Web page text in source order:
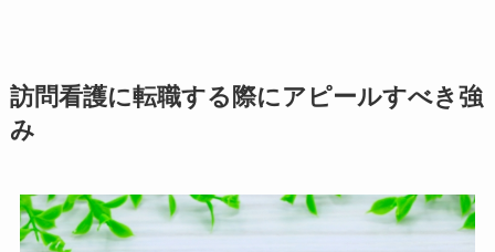
訪問看護に転職する際にアピールすべき強
み